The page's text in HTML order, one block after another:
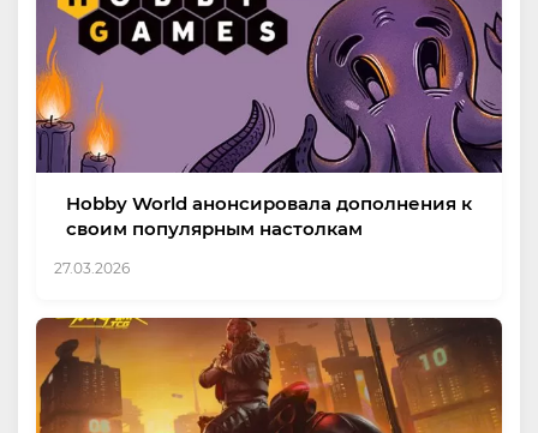
Hobby World анонсировала дополнения к
своим популярным настолкам
27.03.2026